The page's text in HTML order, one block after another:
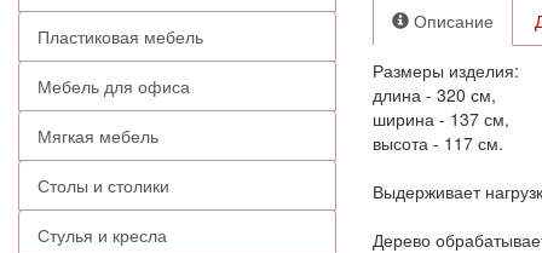
Пластиковая мебель
Мебель для офиса
Мягкая мебель
Столы и столики
Стулья и кресла
Описание
Размеры изделия:
длина - 320 см,
ширина - 137 см,
высота - 117 см.
Выдерживает
Дерево